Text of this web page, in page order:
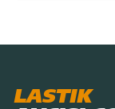
LASTIK